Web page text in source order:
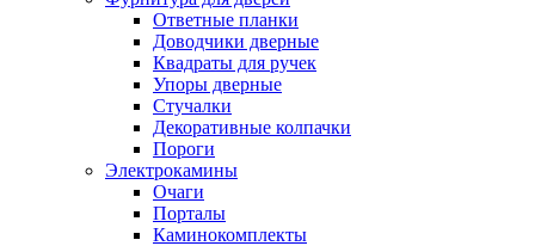
Ответные планки
Доводчики дверные
Квадраты для ручек
Упоры дверные
Стучалки
Декоративные колпачки
Пороги
Электрокамины
Очаги
Порталы
Каминокомплекты